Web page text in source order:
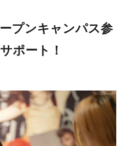
プンキャンパス参
ポート！